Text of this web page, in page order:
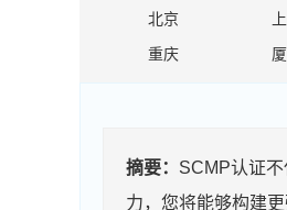
北京
重庆
摘要： SCMP认证
力，您将能够构建